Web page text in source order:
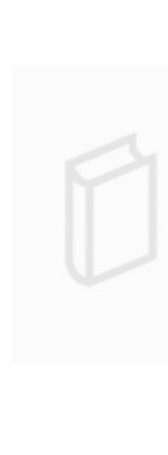
Verkäufer werden